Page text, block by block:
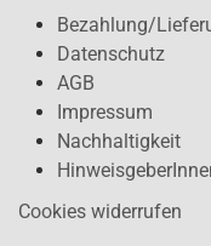
Bezahlung/
Datenschutz
AGB
Impressum
Nachhaltigkeit
Cookies widerrufen